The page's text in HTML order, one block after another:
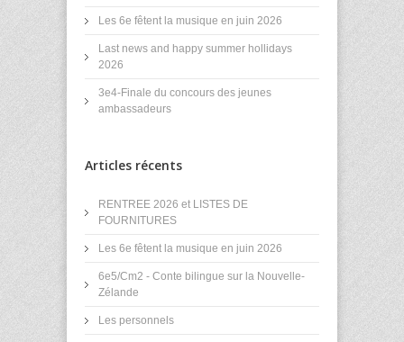
Les 6e fêtent la musique en juin 2026
Last news and happy summer hollidays
2026
3e4-Finale du concours des jeunes
ambassadeurs
Articles récents
RENTREE 2026 et LISTES DE
FOURNITURES
Les 6e fêtent la musique en juin 2026
6e5/Cm2 - Conte bilingue sur la Nouvelle-
Zélande
Les personnels